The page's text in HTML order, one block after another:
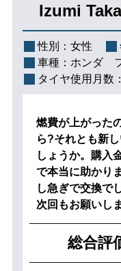
Izumi
性別： 女性
車種： ホンダ
タイヤ使用月数：
燃費が上がった
ら?それとも新
しょうか。購入
で本当に助かり
し急ぎで交換で
次回もお願いし
総合評